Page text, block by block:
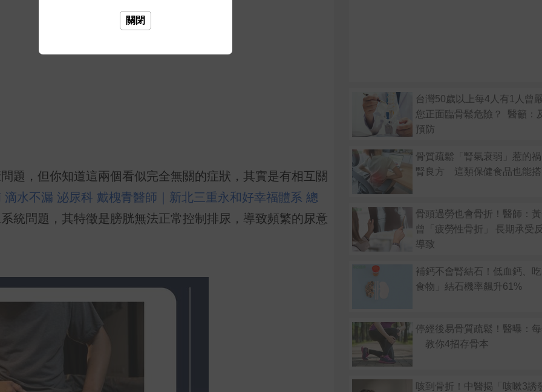
題，但你知道這兩個看似完全無關的症狀，其實是有相互關
滴水不漏 泌尿科 戴槐青醫師｜新北三重永和好幸福體系 總
統問題，其特徵是膀胱無法正常控制排尿，導致頻繁的尿意
台灣50歲以上每4人有1人曾
您正面臨骨鬆危險？ 醫籲：
預防
骨質疏鬆「腎氣衰弱」惹的
腎良方 這類保健食品也能
骨頭過勞也會骨折！醫師：
曾「疲勞性骨折」 長期承受
導致
補鈣不會腎結石！低血鈣、
食物」結石機率飆升61%
停經後易骨質疏鬆！醫曝：
教你4招存骨本
咳到骨折！中醫揭「咳嗽3誘
關閉